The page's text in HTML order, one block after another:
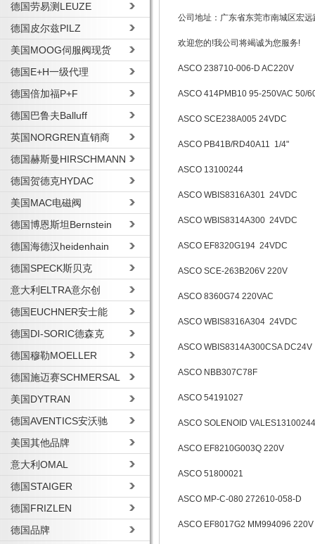
德国劳易测LEUZE
德国皮尔兹PILZ
美国MOOG伺服阀现货
德国E+H一级代理
德国倍加福P+F
德国巴鲁夫Balluff
英国NORGREN直销商
德国赫斯曼HIRSCHMANN
德国贺德克HYDAC
美国MAC电磁阀
德国博恩斯坦Bernstein
德国海德汉heidenhain
德国SPECK斯贝克
意大利ELTRA意尔创
德国EUCHNER安士能
德国DI-SORIC德森克
德国穆勒MOELLER
德国施迈赛SCHMERSAL
美国DYTRAN
德国AVENTICS安沃驰
美国其他品牌
意大利OMAL
德国STAIGER
德国FRIZLEN
德国品牌
公司地址：广东省东莞市南城区宏
欢迎您的!我公司将竭诚为您服务!
ASCO 238710-006-D AC220V
ASCO 414PMB10 95-250VAC 50/
ASCO SCE238A005 24VDC
ASCO PB41B/RD40A11 1/4"
ASCO 13100244
ASCO WBIS8316A301 24VDC
ASCO WBIS8314A300 24VDC
ASCO EF8320G194 24VDC
ASCO SCE-263B206V 220V
ASCO 8360G74 220VAC
ASCO WBIS8316A304 24VDC
ASCO WBIS8314A300CSA DC24V
ASCO NBB307C78F
ASCO 54191027
ASCO SOLENOID
ASCO EF8210G003Q 220V
ASCO 51800021
ASCO MP-C-080 272610-058-D
ASCO EF8017G2 MM994096 220V